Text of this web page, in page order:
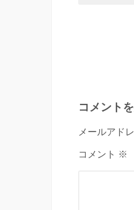
コメント
メールアド
コメント ※